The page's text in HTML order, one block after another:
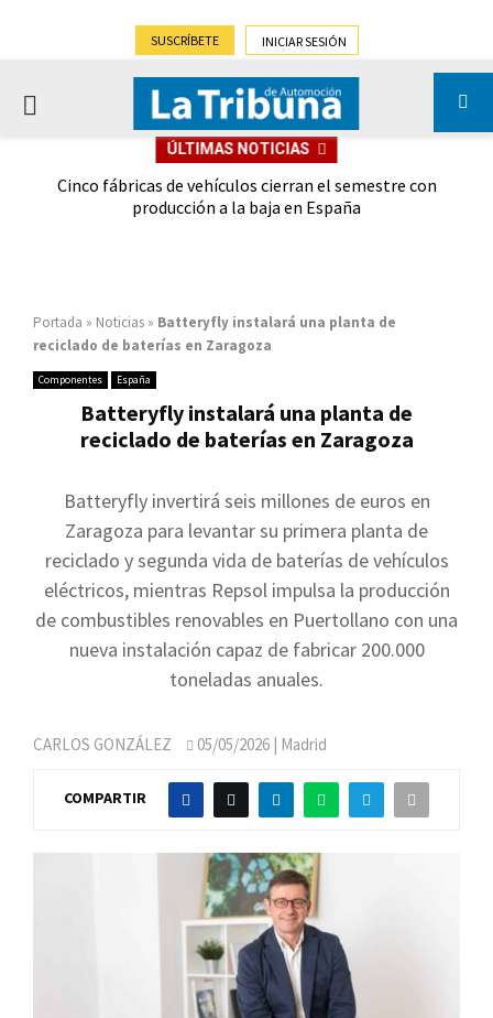
SUSCRÍBETE INICIAR SESIÓN
PRIMARY
ÚLTIMAS NOTICIAS
Cinco fábricas de vehículos cierran el semestre con
producción a la baja en España
Portada » Noticias » Batteryfly instalará una planta de
reciclado de baterías en Zaragoza
Componentes España
Batteryfly instalará una planta de
reciclado de baterías en Zaragoza
Batteryfly invertirá seis millones de euros en
Zaragoza para levantar su primera planta de
reciclado y segunda vida de baterías de vehículos
eléctricos, mientras Repsol impulsa la producción
de combustibles renovables en Puertollano con una
nueva instalación capaz de fabricar 200.000
toneladas anuales.
CARLOS GONZÁLEZ 05/05/2026 | Madrid
COMPARTIR